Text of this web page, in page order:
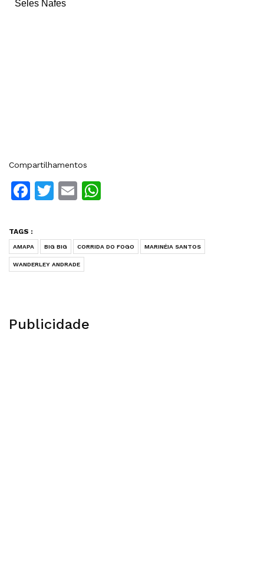
Seles Nafes
Compartilhamentos
Facebook
Twitter
Email
TAGS :
AMAPA BIG BIG CORRIDA DO FOGO MARINÉIA SANTOS
WANDERLEY ANDRADE
Publicidade